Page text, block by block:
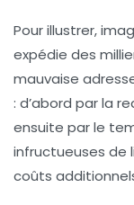
Pour illustrer,
expédie des
mauvaise
: d’abord par la
ensuite par le
infructueuses de
coûts